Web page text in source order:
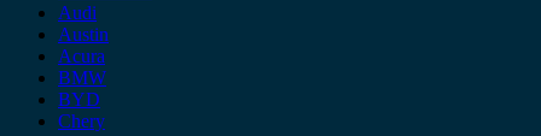
Audi
Austin
Acura
BMW
BYD
Chery